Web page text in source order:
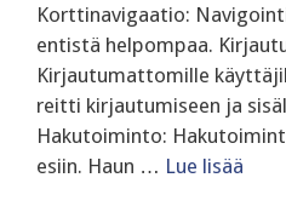
Korttinavigaatio:
entistä helpompaa.
Kirjautumattomille
reitti kirjautumiseen ja
Hakutoiminto:
esiin. Haun … Lue lisää